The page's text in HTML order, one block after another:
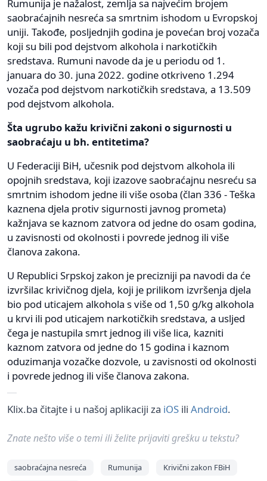
Rumunija je nažalost, zemlja sa najvećim brojem
saobraćajnih nesreća sa smrtnim ishodom u Evropskoj
uniji. Takođe, posljednjih godina je povećan broj vozača
koji su bili pod dejstvom alkohola i narkotičkih
sredstava. Rumuni navode da je u periodu od 1.
januara do 30. juna 2022. godine otkriveno 1.294
vozača pod dejstvom narkotičkih sredstava, a 13.509
pod dejstvom alkohola.
Šta ugrubo kažu krivični zakoni o sigurnosti u
saobraćaju u bh. entitetima?
U Federaciji BiH, učesnik pod dejstvom alkohola ili
opojnih sredstava, koji izazove saobraćajnu nesreću sa
smrtnim ishodom jedne ili više osoba (član 336 - Teška
kaznena djela protiv sigurnosti javnog prometa)
kažnjava se kaznom zatvora od jedne do osam godina,
u zavisnosti od okolnosti i povrede jednog ili više
članova zakona.
U Republici Srpskoj zakon je precizniji pa navodi da će
izvršilac krivičnog djela, koji je prilikom izvršenja djela
bio pod uticajem alkohola s više od 1,50 g/kg alkohola
u krvi ili pod uticajem narkotičkih sredstava, a usljed
čega je nastupila smrt jednog ili više lica, kazniti
kaznom zatvora od jedne do 15 godina i kaznom
oduzimanja vozačke dozvole, u zavisnosti od okolnosti
i povrede jednog ili više članova zakona.
Klix.ba čitajte i u našoj aplikaciji za iOS ili Android.
Znate nešto više o temi ili želite prijaviti grešku u tekstu?
saobraćajna nesreća Rumunija Krivični zakon FBiH